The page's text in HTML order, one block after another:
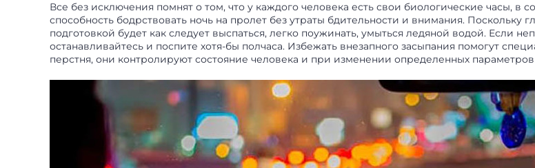
Все без исключения помнят о том, что у каждого человека есть свои биологические часы, в
способность бодрствовать ночь на пролет без утраты бдительности и внимания.
подготовкой будет как следует выспаться, легко поужинать, умыться ледяной водой. Если
останавливайтесь и поспите хотя-бы полчаса. Избежать внезапного засыпания помогут
перстня, они контролируют состояние человека и при изменении определенных